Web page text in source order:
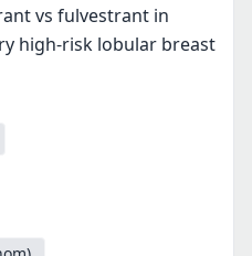
vs fulvestrant in
high-risk lobular breast